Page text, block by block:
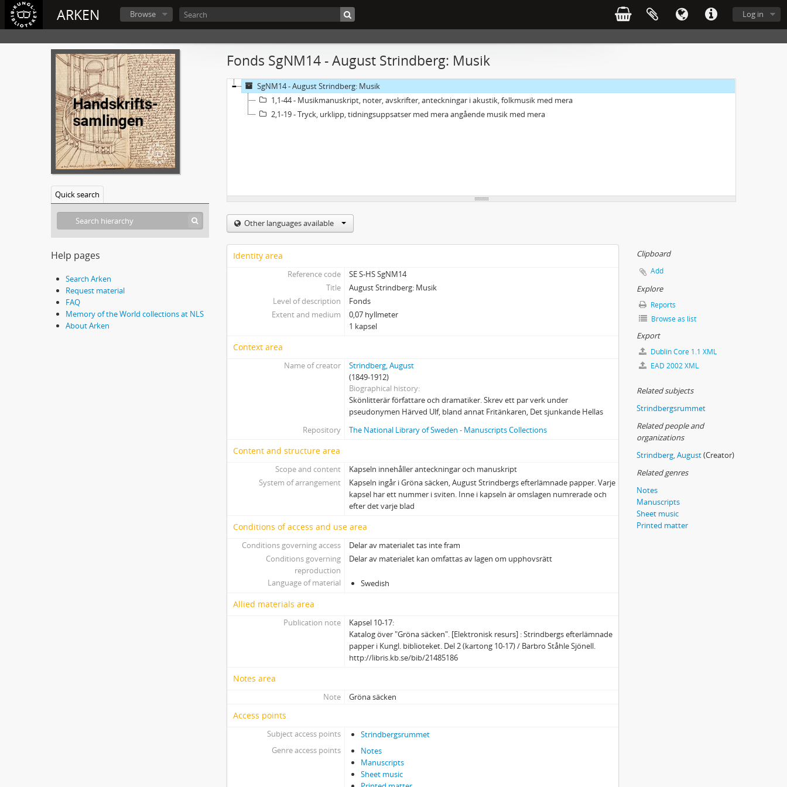
ARKEN Log in
Browse
Quick search
Help pages
Search Arken
Request material
FAQ
Memory of the World collections at NLS
About Arken
Fonds SgNM14 - August Strindberg: Musik
SgNM14 - August Strindberg: Musik
1,1-44 - Musikmanuskript, noter, avskrifter, anteckningar i akustik, folkmusik med mera
2,1-19 - Tryck, urklipp, tidningsuppsatser med mera angående musik med mera
Other languages available
Identity area
Reference code
SE S-HS SgNM14
Title
August Strindberg: Musik
Level of description
Fonds
Extent and medium
0,07 hyllmeter
1 kapsel
Context area
Name of creator
Strindberg, August
(1849-1912)
Biographical history
Skönlitterär författare och dramatiker. Skrev ett par verk under
pseudonymen Härved Ulf, bland annat Fritänkaren, Det sjunkande Hellas
Repository
The National Library of Sweden - Manuscripts Collections
Content and structure area
Scope and content
Kapseln innehåller anteckningar och manuskript
System of arrangement
Kapseln ingår i Gröna säcken, August Strindbergs efterlämnade papper. Varje
kapsel har ett nummer i sviten. Inne i kapseln är omslagen numrerade och
efter det varje blad
Conditions of access and use area
Conditions governing access
Delar av materialet tas inte fram
Conditions governing
reproduction
Delar av materialet kan omfattas av lagen om upphovsrätt
Language of material Swedish
Allied materials area
Publication note
Kapsel 10-17:
Katalog över "Gröna säcken". [Elektronisk resurs] : Strindbergs efterlämnade
papper i Kungl. biblioteket. Del 2 (kartong 10-17) / Barbro Ståhle Sjönell.
http://libris.kb.se/bib/21485186
Notes area
Note Gröna säcken
Access points
Subject access points
Strindbergsrummet
Genre access points
Notes
Manuscripts
Sheet music
Clipboard
Add
Explore
Reports
Browse as list
Export
Dublin Core 1.1 XML
EAD 2002 XML
Related subjects
Strindbergsrummet
Related people and
organizations
Strindberg, August(Creator)
Related genres
Notes
Manuscripts
Sheet music
Printed matter